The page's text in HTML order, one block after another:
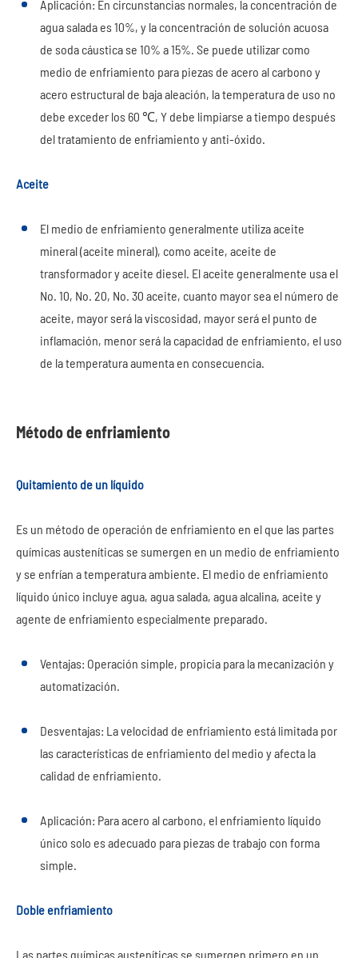
Aplicación: En circunstancias normales, la concentración de
agua salada es 10%, y la concentración de solución acuosa
de soda cáustica se 10% a 15%. Se puede utilizar como
medio de enfriamiento para piezas de acero al carbono y
acero estructural de baja aleación, la temperatura de uso no
debe exceder los 60 ℃, Y debe limpiarse a tiempo después
del tratamiento de enfriamiento y anti-óxido.
Aceite
El medio de enfriamiento generalmente utiliza aceite
mineral (aceite mineral), como aceite, aceite de
transformador y aceite diesel. El aceite generalmente usa el
No. 10, No. 20, No. 30 aceite, cuanto mayor sea el número de
aceite, mayor será la viscosidad, mayor será el punto de
inflamación, menor será la capacidad de enfriamiento, el uso
de la temperatura aumenta en consecuencia.
Método de enfriamiento
Quitamiento de un líquido
Es un método de operación de enfriamiento en el que las partes
químicas austeníticas se sumergen en un medio de enfriamiento
y se enfrían a temperatura ambiente. El medio de enfriamiento
líquido único incluye agua, agua salada, agua alcalina, aceite y
agente de enfriamiento especialmente preparado.
Ventajas: Operación simple, propicia para la mecanización y
automatización.
Desventajas: La velocidad de enfriamiento está limitada por
las características de enfriamiento del medio y afecta la
calidad de enfriamiento.
Aplicación: Para acero al carbono, el enfriamiento líquido
único solo es adecuado para piezas de trabajo con forma
simple.
Doble enfriamiento
Las partes químicas austeníticas se sumergen primero en un